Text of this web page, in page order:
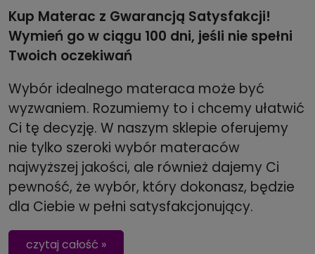
Kup Materac z Gwarancją Satysfakcji!
Wymień go w ciągu 100 dni, jeśli nie spełni
Twoich oczekiwań
Wybór idealnego materaca może być
wyzwaniem. Rozumiemy to i chcemy ułatwić
Ci tę decyzję. W naszym sklepie oferujemy
nie tylko szeroki wybór materaców
najwyższej jakości, ale również dajemy Ci
pewność, że wybór, który dokonasz, będzie
dla Ciebie w pełni satysfakcjonujący.
czytaj całość »